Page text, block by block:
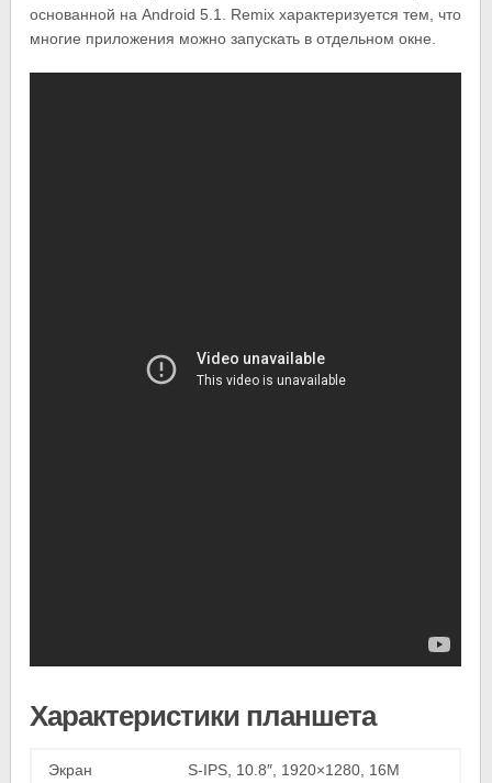
основанной на Android 5.1. Remix характеризуется тем, что
многие приложения можно запускать в отдельном окне.
Характеристики планшета
Экран
S-IPS, 10.8″, 1920×1280, 16M